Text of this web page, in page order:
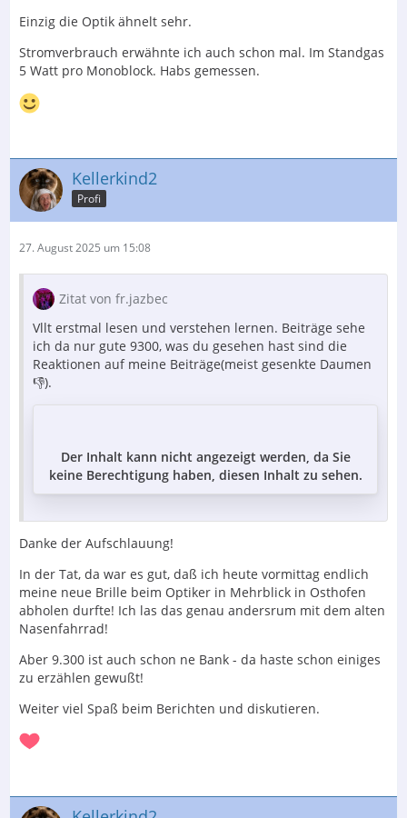
Einzig die Optik ähnelt sehr.
Stromverbrauch erwähnte ich auch schon mal. Im Standgas
5 Watt pro Monoblock. Habs gemessen.
Kellerkind2
Profi
27. August 2025 um 15:08
Zitat von fr.jazbec
Vllt erstmal lesen und verstehen lernen. Beiträge sehe
ich da nur gute 9300, was du gesehen hast sind die
Reaktionen auf meine Beiträge(meist gesenkte Daumen
👎).
Der Inhalt kann nicht angezeigt werden, da Sie
keine Berechtigung haben, diesen Inhalt zu sehen.
Danke der Aufschlauung!
In der Tat, da war es gut, daß ich heute vormittag endlich
meine neue Brille beim Optiker in Mehrblick in Osthofen
abholen durfte! Ich las das genau andersrum mit dem alten
Nasenfahrrad!
Aber 9.300 ist auch schon ne Bank - da haste schon einiges
zu erzählen gewußt!
Weiter viel Spaß beim Berichten und diskutieren.